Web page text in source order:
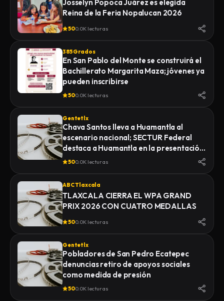
Josselyn Popoca Juárez es elegida
Reina de la Feria Nopalucan 2026
500.0K lecturas
385 Grados
En San Pablo del Monte se construirá el
Bachillerato Margarita Maza; jóvenes ya
pueden inscribirse
500.0K lecturas
Gentetlx
Chava Santos lleva a Huamantla al
escenario nacional; SECTUR Federal
destaca a Huamantla en la presentación
de su feria 2026
500.0K lecturas
ABC Tlaxcala
TLAXCALA CIERRA EL WPA GRAND
PRIX 2026 CON CUATRO MEDALLAS
500.0K lecturas
Gentetlx
Pobladores de San Pedro Ecatepec
denuncias retiro de apoyos sociales
como medida de presión
500.0K lecturas